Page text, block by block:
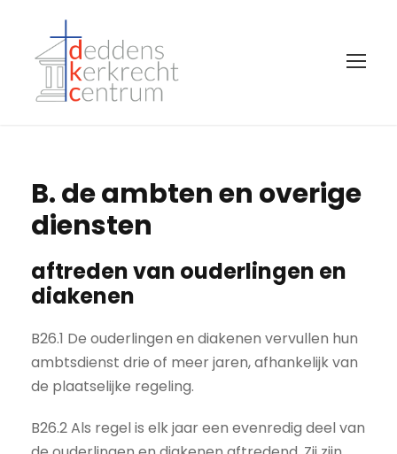
B. de ambten en overige
diensten
aftreden van ouderlingen en
diakenen
B26.1 De ouderlingen en diakenen vervullen hun
ambtsdienst drie of meer jaren, afhankelijk van
de plaatselijke regeling.
B26.2 Als regel is elk jaar een evenredig deel van